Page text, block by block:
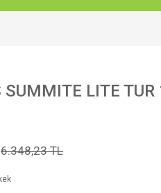
SUMMITE LITE
6.348,23 TL